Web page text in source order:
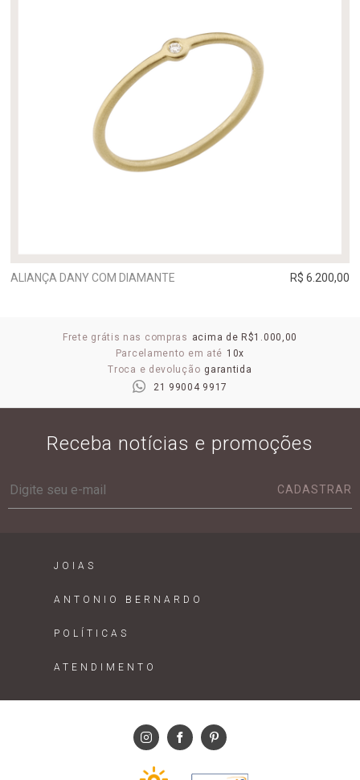
ALIANÇA DANY COM DIAMANTE R$ 6.200,00
Frete grátis nas compras acima de R$1.000,00
Parcelamento em até 10x
Troca e devolução garantida
21 99004 9917
Receba notícias e promoções
CADASTRAR
JOIAS
ANTONIO BERNARDO
POLÍTICAS
ATENDIMENTO